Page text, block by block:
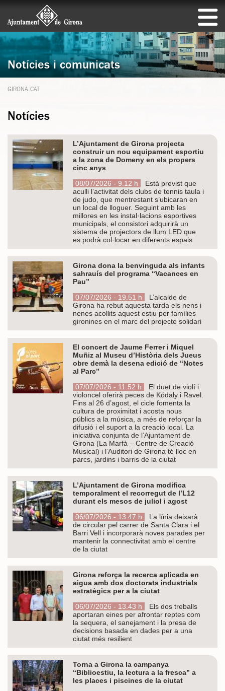
Notícies i comunicats
GIRONA.CAT
Notícies
L’Ajuntament de Girona projecta
construir un nou equipament esportiu
a la zona de Domeny en els propers
cinc anys
08/07/2026 - 9.12 h
Està previst que
aculli l’activitat dels clubs de tennis taula i
de judo, que mentrestant s’ubicaran en
un local de lloguer. Seguint amb les
millores en les instal·lacions esportives
municipals, el consistori adquirirà un
sistema de projectors de llum LED que
es podrà col·locar en diferents espais
Girona dona la benvinguda als infants
sahrauís del programa “Vacances en
Pau”
07/07/2026 - 19.51 h
L’alcalde de
Girona ha rebut aquesta tarda els nens i
nenes acollits aquest estiu per famílies
gironines en el marc del projecte solidari
El concert de Jaume Ferrer i Miquel
Muñiz al Museu d’Història dels Jueus
obre demà la desena edició de “Notes
al Parc”
07/07/2026 - 11.52 h
El duet de violí i
violoncel oferirà peces de Kódaly i Ravel.
Fins al 26 d’agost, el cicle fomenta la
cultura de proximitat i acosta nous
públics a la música, a més de reforçar la
difusió i el suport a la creació local. La
iniciativa conjunta de l’Ajuntament de
Girona (La Marfà – Centre de Creació
Musical) i l’Auditori de Girona té lloc en
parcs, jardins i barris de la ciutat
L’Ajuntament de Girona modifica
temporalment el recorregut de l’L12
durant els mesos de juliol i agost
06/07/2026 - 13.47 h
La línia deixarà
de circular pel carrer de Santa Clara i el
Barri Vell i incorporarà noves parades per
mantenir la connectivitat amb el centre
de la ciutat
Girona reforça la recerca aplicada en
aigua amb dos doctorats industrials
estratègics per a la ciutat
06/07/2026 - 13.43 h
Els dos treballs
aportaran eines per afrontar reptes com
la sequera, el sanejament i la presa de
decisions basada en dades per a una
ciutat més resilient
Torna a Girona la campanya
“Biblioestiu, la lectura a la fresca” a
les places i piscines de la ciutat